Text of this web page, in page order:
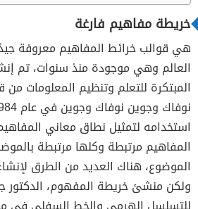
خريطة مفاهيم فارغة
هي قوالب خرائط المفاهيم معروفة
العالم وهي موجودة منذ سنوات، تم
المبتكرة للتعلم وتنظيم المعلومات
استخدامه لتمثيل نطاق معاني
المفاهيم مرتبطة وكلها مرتبطة
الموضوع، هناك العديد من الطرق
ولكن منشئ خريطة المفهوم، الدكتور